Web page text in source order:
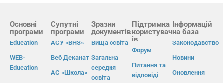
Основні
програми
Education
WEB-
Education
Супутні
програми
АСУ «ВНЗ»
Веб Деканат
АС «Школа»
Зразки
документів
Вища освіта
Загальна
середня
освіта
Підтримка
користувач
ів
Форум
Питання та
відповіді
Інформацій
на база
Законодавство
Новини
Оновлення